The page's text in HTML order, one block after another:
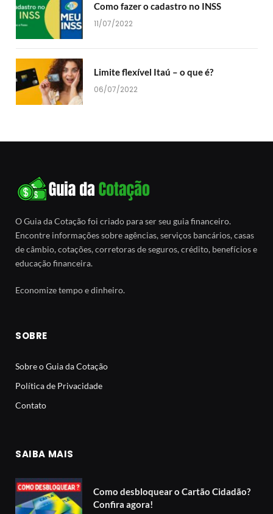
Como fazer o cadastro no INSS
11/07/2022
Limite flexível Itaú – o que é?
06/07/2022
O Guia da Cotação foi criado para ser seu guia financeiro.
Encontre informações sobre agências, serviços bancários, casas
de câmbio, cotações, corretoras de seguros, crédito, benefícios e
educação financeira.
Economize tempo e dinheiro.
SOBRE
Sobre o Guia da Cotação
Política de Privacidade
Contato
SAIBA MAIS
Como desbloquear o Cartão Cidadão?
Confira agora!